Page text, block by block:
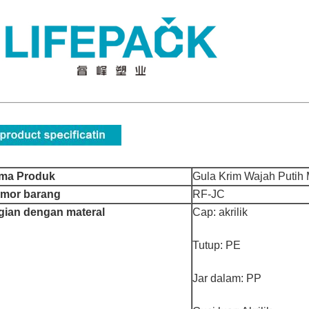
Produk
Gula Krim Wajah Putih
barang
RF-JC
dengan materal
Cap: akrilik
Tutup: PE
Jar dalam: PP